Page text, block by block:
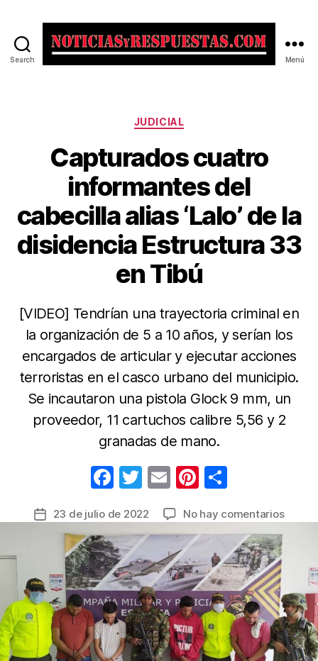
Search Menú
Categorías
JUDICIAL
Capturados cuatro
informantes del
cabecilla alias ‘Lalo’ de la
disidencia Estructura 33
en Tibú
[VIDEO] Tendrían una trayectoria criminal en
la organización de 5 a 10 años, y serían los
encargados de articular y ejecutar acciones
terroristas en el casco urbano del municipio.
Se incautaron una pistola Glock 9 mm, un
proveedor, 11 cartuchos calibre 5,56 y 2
granadas de mano.
F
c
e
b
o
o
k
T
itt
er
E
ail
Pi
er
st
m
p
ar
tir
Fecha
entrada
23 de julio de 2022 No hay comentariosen
alias
‘Lalo’
de
la